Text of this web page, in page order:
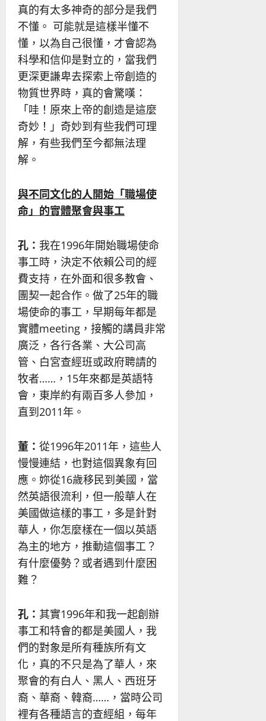
真的有太多神奇的部分是我們
不懂。 可能就是這樣半懂不
懂，以為自己很懂，才會認為
科學和信仰是對立的，當我們
更深更謙卑去探索上帝創造的
物質世界時，真的會驚嘆：
「哇！原來上帝的創造是這麼
奇妙！」奇妙到有些我們可理
解，有些我們至今都無法理
解。
與不同文化的人開始「職場使
命」的實體聚會與事工
孔： 我在1996年開始職場使命
事工時，決定不依賴公司的經
費支持，在外面和很多教會、
團契一起合作。做了25年的職
場使命的事工，早期每年都是
實體meeting，接觸的講員非常
廣泛，各行各業、大公司高
管、白宮查經班或政府聘請的
牧者……，15年來都是英語特
會，東岸約有兩百多人參加，
直到2011年。
董： 從1996年2011年，這些人
慢慢連結，也對這個異象有回
應。妳從16歲移民到美國，當
然英語很流利，但一般華人在
美國做這樣的事工，多是針對
華人，你怎麼樣在一個以英語
為主的地方，推動這個事工？
有什麼優勢？或者遇到什麼困
難？
孔： 其實1996年和我一起創辦
事工和特會的都是美國人，我
們的對象是所有種族所有文
化，真的不只是為了華人，來
聚會的有白人、黑人、西班牙
裔、華裔、韓裔……，當時公司
裡有各種語言的查經組，每年